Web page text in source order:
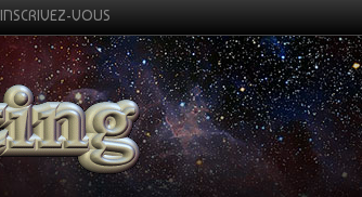
INSCRIVEZ-VOUS